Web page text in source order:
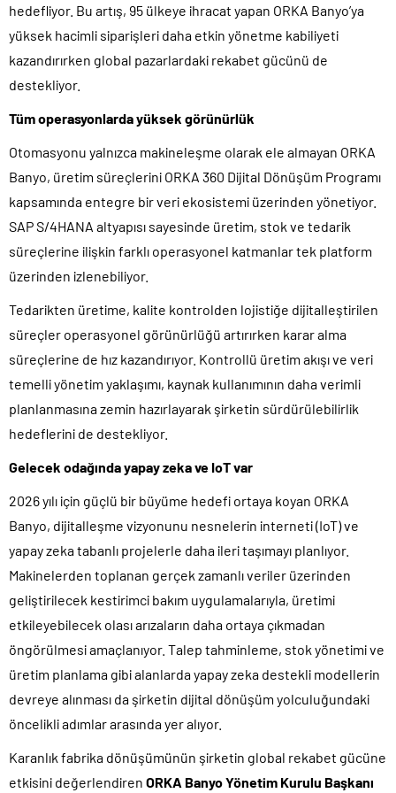
hedefliyor. Bu artış, 95 ülkeye ihracat yapan ORKA Banyo’ya
yüksek hacimli siparişleri daha etkin yönetme kabiliyeti
kazandırırken global pazarlardaki rekabet gücünü de
destekliyor.
Tüm operasyonlarda yüksek görünürlük
Otomasyonu yalnızca makineleşme olarak ele almayan ORKA
Banyo, üretim süreçlerini ORKA 360 Dijital Dönüşüm Programı
kapsamında entegre bir veri ekosistemi üzerinden yönetiyor.
SAP S/4HANA altyapısı sayesinde üretim, stok ve tedarik
süreçlerine ilişkin farklı operasyonel katmanlar tek platform
üzerinden izlenebiliyor.
Tedarikten üretime, kalite kontrolden lojistiğe dijitalleştirilen
süreçler operasyonel görünürlüğü artırırken karar alma
süreçlerine de hız kazandırıyor. Kontrollü üretim akışı ve veri
temelli yönetim yaklaşımı, kaynak kullanımının daha verimli
planlanmasına zemin hazırlayarak şirketin sürdürülebilirlik
hedeflerini de destekliyor.
Gelecek odağında yapay zeka ve IoT var
2026 yılı için güçlü bir büyüme hedefi ortaya koyan ORKA
Banyo, dijitalleşme vizyonunu nesnelerin interneti (IoT) ve
yapay zeka tabanlı projelerle daha ileri taşımayı planlıyor.
Makinelerden toplanan gerçek zamanlı veriler üzerinden
geliştirilecek kestirimci bakım uygulamalarıyla, üretimi
etkileyebilecek olası arızaların daha ortaya çıkmadan
öngörülmesi amaçlanıyor. Talep tahminleme, stok yönetimi ve
üretim planlama gibi alanlarda yapay zeka destekli modellerin
devreye alınması da şirketin dijital dönüşüm yolculuğundaki
öncelikli adımlar arasında yer alıyor.
Karanlık fabrika dönüşümünün şirketin global rekabet gücüne
etkisini değerlendiren ORKA Banyo Yönetim Kurulu Başkanı